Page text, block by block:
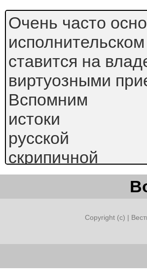
Очень часто
ставится на
виртуозными
Вспомним
истоки
русской
скрипичной
музыки,
уровнем
Copyright (c) |